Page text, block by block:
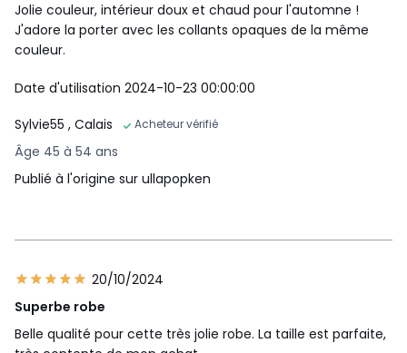
Jolie couleur, intérieur doux et chaud pour l'automne !
J'adore la porter avec les collants opaques de la même
couleur.
Date d'utilisation 2024-10-23 00:00:00
Sylvie55 , Calais Acheteur vérifié
Âge 45 à 54 ans
Publié à l'origine sur ullapopken
20/10/2024
Superbe robe
Belle qualité pour cette très jolie robe. La taille est parfaite,